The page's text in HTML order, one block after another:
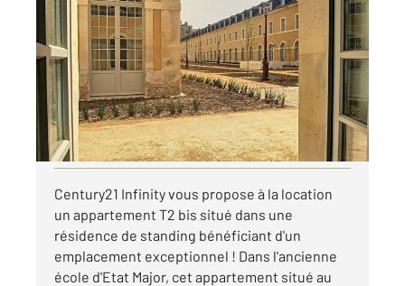
52,05 m2, 2 pièces
Ref : 18063
Appartement F2 à louer
663 €
par mois charges comprises
Visiter le site dédié
Century21 Infinity vous propose à la location
un appartement T2 bis situé dans une
résidence de standing bénéficiant d'un
emplacement exceptionnel ! Dans l'ancienne
école d'Etat Major, cet appartement situé au